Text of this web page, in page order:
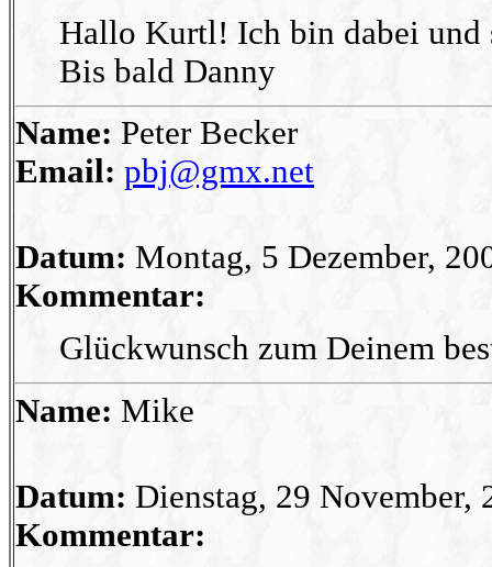
Hallo Kurtl! Ich bin dabei und
Bis bald Danny
Name: Peter Becker
Email: pbj@gmx.net
Datum: Montag, 5 Dezember,
Kommentar:
Glückwunsch zum Deinem
Name: Mike
Datum: Dienstag, 29 November,
Kommentar: